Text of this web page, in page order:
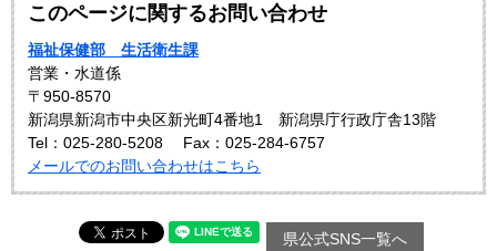
このページに関するお問い合わせ
福祉保健部 生活衛生課
営業・水道係
〒950-8570
新潟県新潟市中央区新光町4番地1 新潟県庁行政庁舎13階
Tel：025-280-5208
Fax：025-284-6757
メールでのお問い合わせはこちら
県公式SNS一覧へ